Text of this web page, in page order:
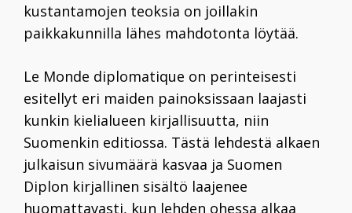
kustantamojen teoksia on joillakin
paikkakunnilla lähes mahdotonta löytää.
Le Monde diplomatique on perinteisesti
esitellyt eri maiden painoksissaan laajasti
kunkin kielialueen kirjallisuutta, niin
Suomenkin editiossa. Tästä lehdestä alkaen
julkaisun sivumäärä kasvaa ja Suomen
Diplon kirjallinen sisältö laajenee
huomattavasti, kun lehden ohessa alkaa